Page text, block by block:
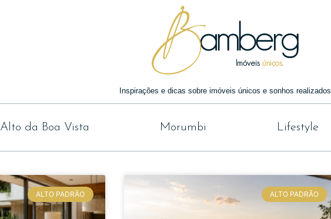
Inspirações e dicas sobre imóveis únicos e sonhos realizados
Alto da Boa Vista Morumbi Lifestyle
ALTO PADRÃO ALTO PADRÃO